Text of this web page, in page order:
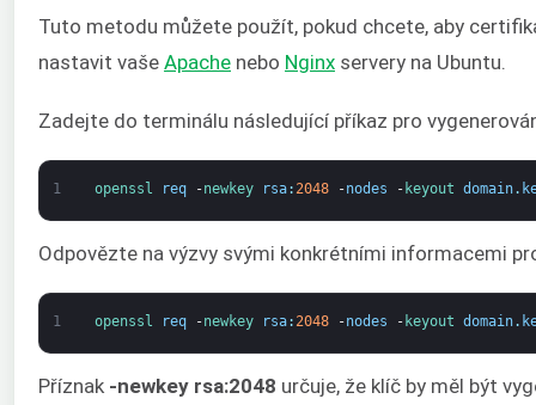
Tuto metodu můžete použít, pokud chcete, aby
nastavit vaše Apache nebo Nginx servery na Ubuntu.
Zadejte do terminálu následující příkaz pro
1 openssl req -newkey rsa:2048 -nodes - keyout domain.
Odpovězte na výzvy svými konkrétními informacemi
1 openssl req -newkey rsa:2048 -nodes - keyout domain.
Příznak -newkey rsa:2048 určuje, že klíč by měl být